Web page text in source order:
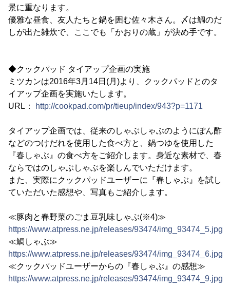
景に重なります。
優雅な昼食、友人たちと鍋を囲む佐々木さん。〆は鯛のだ
しが出た雑炊で、ここでも「かおりの蔵」が決め手です。
◆クックパッド タイアップ企画の実施
ミツカンは2016年3月14日(月)より、クックパッドとのタ
イアップ企画を実施いたします。
URL：
http://cookpad.com/pr/tieup/index/943?p=1171
タイアップ企画では、従来のしゃぶしゃぶのようにぽん酢
などのつけだれを使用した食べ方と、鍋つゆを使用した
『春しゃぶ』の食べ方をご紹介します。身近な素材で、春
ならではのしゃぶしゃぶを楽しんでいただけます。
また、実際にクックパッドユーザーに『春しゃぶ』を試し
ていただいた感想や、写真もご紹介します。
≪豚肉と春野菜のごま豆乳味しゃぶ(※4)≫
https://www.atpress.ne.jp/releases/93474/img_93474_5.jpg
≪鯛しゃぶ≫
https://www.atpress.ne.jp/releases/93474/img_93474_6.jpg
≪クックパッドユーザーからの『春しゃぶ』の感想≫
https://www.atpress.ne.jp/releases/93474/img_93474_9.jpg